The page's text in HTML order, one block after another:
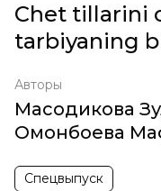
Chet tillarini
tarbiyaning
Авторы
Масодикова
Омонбоева
Спецвыпуск